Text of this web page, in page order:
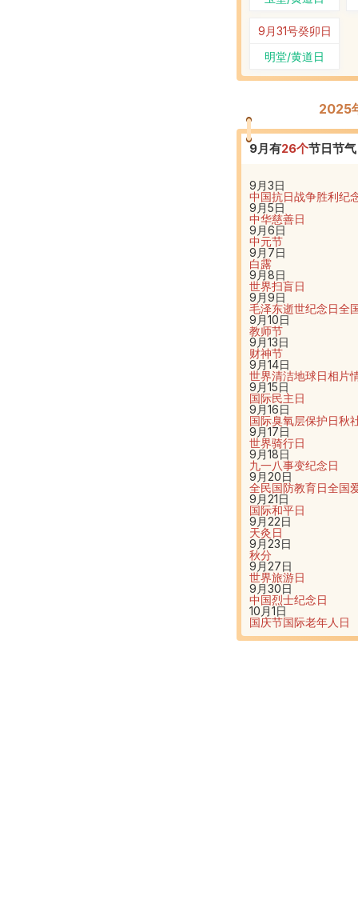
9月31号癸卯日
明堂/黄道日
2025
9月有26个节日节气
9月3日
中国抗日战争胜利纪
9月5日
中华慈善日
9月6日
中元节
9月7日
白露
9月8日
世界扫盲日
9月9日
毛泽东逝世纪念日全
9月10日
教师节
9月13日
财神节
9月14日
世界清洁地球日相片
9月15日
国际民主日
9月16日
国际臭氧层保护日秋
9月17日
世界骑行日
9月18日
九一八事变纪念日
9月20日
全民国防教育日全国
9月21日
国际和平日
9月22日
天灸日
9月23日
秋分
9月27日
世界旅游日
9月30日
中国烈士纪念日
10月1日
国庆节国际老年人日